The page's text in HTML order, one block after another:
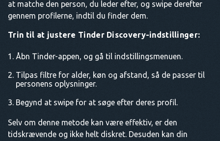
at matche den person, du leder efter, og swipe derefter
gennem profilerne, indtil du finder dem.
Trin til at justere Tinder Discovery-indstillinger:
Åbn Tinder-appen, og gå til indstillingsmenuen.
Tilpas filtre for alder, køn og afstand, så de passer til
personens oplysninger.
Begynd at swipe for at søge efter deres profil.
Selv om denne metode kan være effektiv, er den
tidskrævende og ikke helt diskret. Desuden kan din